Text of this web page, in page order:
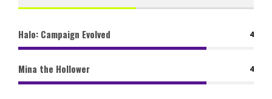
Halo: Campaign Evolved 4
Mina the Hollower 4